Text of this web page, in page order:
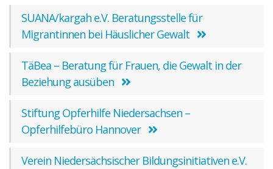
SUANA/kargah e.V. Beratungsstelle für
Migrantinnen bei Häuslicher Gewalt
TäBea – Beratung für Frauen, die Gewalt in der
Beziehung ausüben
Stiftung Opferhilfe Niedersachsen –
Opferhilfebüro Hannover
Verein Niedersächsischer Bildungsinitiativen e.V.